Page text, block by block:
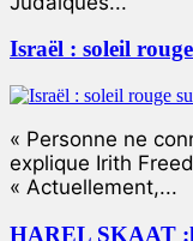
Israël : soleil
« Personne ne
explique Irith
« Actuellement,...
HAREL SKAAT